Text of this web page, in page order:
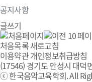
공지사항
글쓰기
처음목록새로고침
이용약관개인정보취급방침
(17546) 경기도 안성시 대덕
ⓒ 한국음악교육학회. All